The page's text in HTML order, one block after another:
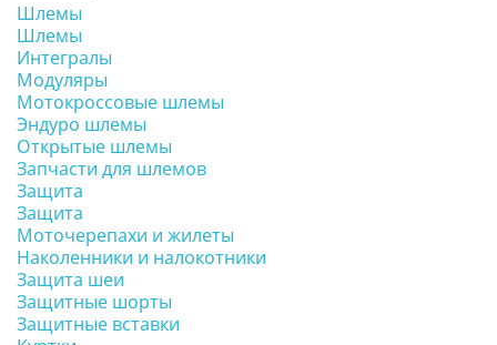
Шлемы
Шлемы
Интегралы
Модуляры
Мотокроссовые шлемы
Эндуро шлемы
Открытые шлемы
Запчасти для шлемов
Защита
Защита
Моточерепахи и жилеты
Наколенники и налокотники
Защита шеи
Защитные шорты
Защитные вставки